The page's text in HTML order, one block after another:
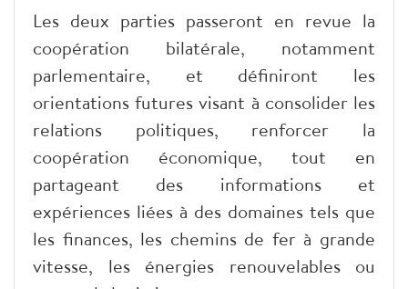
Les deux parties passeront en revue la
coopération bilatérale, notamment
parlementaire, et définiront les
orientations futures visant à consolider les
relations politiques, renforcer la
coopération économique, tout en
partageant des informations et
expériences liées à des domaines tels que
les finances, les chemins de fer à grande
vitesse, les énergies renouvelables ou